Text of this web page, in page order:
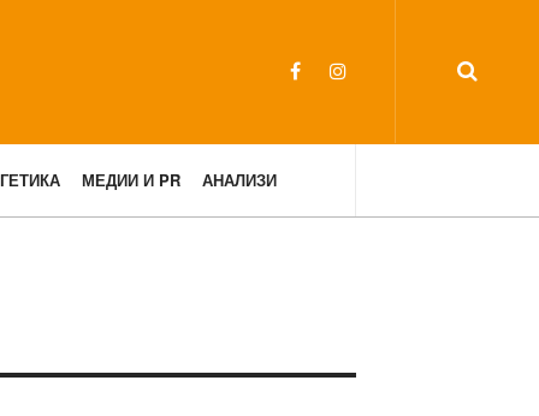
МЕДИИ И PR АНАЛИЗИ